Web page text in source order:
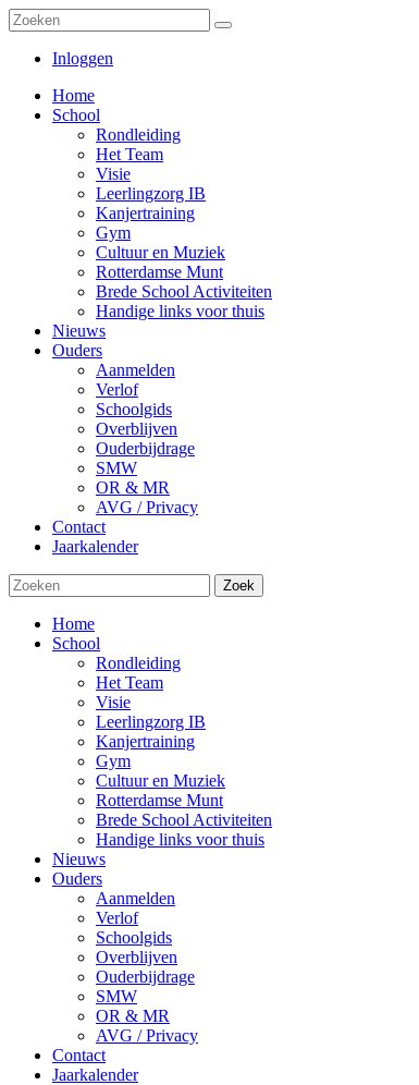
Inloggen
Home
School
Rondleiding
Het Team
Visie
Leerlingzorg IB
Kanjertraining
Gym
Cultuur en Muziek
Rotterdamse Munt
Brede School Activiteiten
Handige links voor thuis
Nieuws
Ouders
Aanmelden
Verlof
Schoolgids
Overblijven
Ouderbijdrage
SMW
OR & MR
AVG / Privacy
Contact
Jaarkalender
Zoek
Home
School
Rondleiding
Het Team
Visie
Leerlingzorg IB
Kanjertraining
Gym
Cultuur en Muziek
Rotterdamse Munt
Brede School Activiteiten
Handige links voor thuis
Nieuws
Ouders
Aanmelden
Verlof
Schoolgids
Overblijven
Ouderbijdrage
SMW
OR & MR
AVG / Privacy
Contact
Jaarkalender